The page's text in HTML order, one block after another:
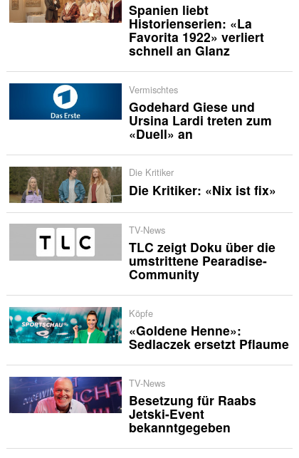
Spanien liebt
Historienserien: «La
Favorita 1922» verliert
schnell an Glanz
Vermischtes
Godehard Giese und
Ursina Lardi treten zum
«Duell» an
Die Kritiker
Die Kritiker: «Nix ist fix»
TV-News
TLC zeigt Doku über die
umstrittene Pearadise-
Community
Köpfe
«Goldene Henne»:
Sedlaczek ersetzt Pflaume
TV-News
Besetzung für Raabs
Jetski-Event
bekanntgegeben